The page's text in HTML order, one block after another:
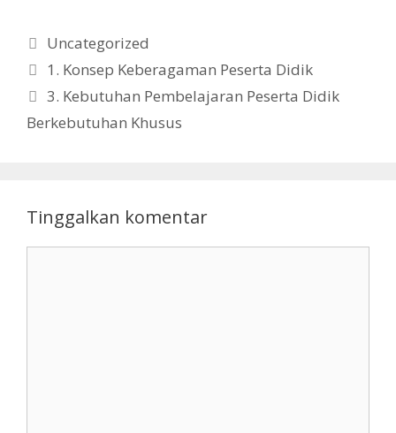
Kategori
Uncategorized
1. Konsep Keberagaman Peserta Didik
3. Kebutuhan Pembelajaran Peserta Didik
Berkebutuhan Khusus
Tinggalkan komentar